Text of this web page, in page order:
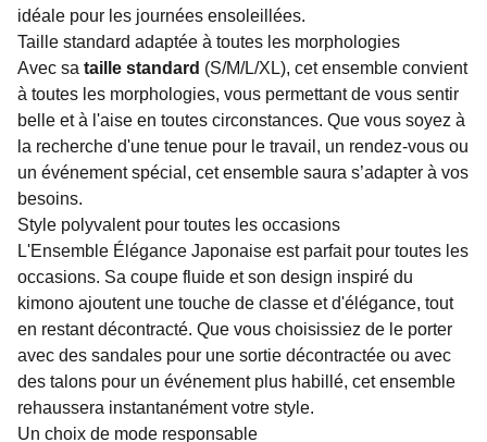
idéale pour les journées ensoleillées.
Taille standard adaptée à toutes les morphologies
Avec sa taille standard (S/M/L/XL), cet ensemble convient
à toutes les morphologies, vous permettant de vous sentir
belle et à l'aise en toutes circonstances. Que vous soyez à
la recherche d'une tenue pour le travail, un rendez-vous ou
un événement spécial, cet ensemble saura s’adapter à vos
besoins.
Style polyvalent pour toutes les occasions
L'Ensemble Élégance Japonaise est parfait pour toutes les
occasions. Sa coupe fluide et son design inspiré du
kimono ajoutent une touche de classe et d'élégance, tout
en restant décontracté. Que vous choisissiez de le porter
avec des sandales pour une sortie décontractée ou avec
des talons pour un événement plus habillé, cet ensemble
rehaussera instantanément votre style.
Un choix de mode responsable